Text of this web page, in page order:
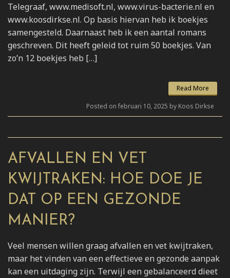
Telegraaf, www.medisoft.nl, www.virus-bacterie.nl en
www.koosdirkse.nl. Op basis hiervan heb ik boekjes
samengesteld. Daarnaast heb ik een aantal romans
geschreven. Dit heeft geleid tot ruim 50 boekjes. Van
zo’n 12 boekjes heb […]
Read More
Posted on februari 10, 2025 by Koos Dirkse
AFVALLEN EN VET
KWIJTRAKEN: HOE DOE JE
DAT OP EEN GEZONDE
MANIER?
Veel mensen willen graag afvallen en vet kwijtraken,
maar het vinden van een effectieve en gezonde aanpak
kan een uitdaging zijn. Terwijl een gebalanceerd dieet